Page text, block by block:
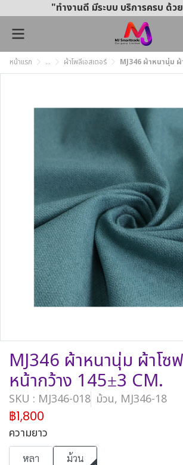
"ทำงานดี มีระบบ บริการครบ ด้ว
หน้าแรก ... ผ้าโพลีเอสเตอร์ MJ346 ผ้าหนานุ่ม ผ้าโซฟา
MJ346 ผ้าหนานุ่ม ผ้าโซ
หน้ากว้าง 145±3 CM.
SKU : MJ346-018 ม้วน, MJ346-18
฿1,800
ความยาว
หลา ม้วน